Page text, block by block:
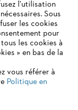
ne prenons plus
site ne
de passer à
l'utilisation
Sous
les cookies
pour
les cookies à
» en bas de la
vous référer à
Politique en